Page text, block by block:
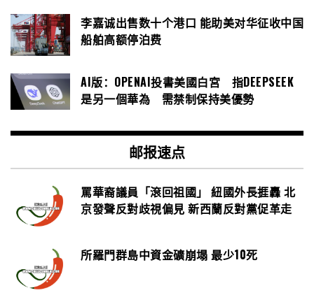
李嘉诚出售数十个港口 能助美对华征收中国
船舶高额停泊费
AI版：OPENAI投書美國白宮 指DEEPSEEK
是另一個華為 需禁制保持美優勢
邮报速点
罵華裔議員「滾回祖國」 紐國外長捱轟 北
京發聲反對歧視偏見 新西蘭反對黨促革走
所羅門群島中資金礦崩塌 最少10死